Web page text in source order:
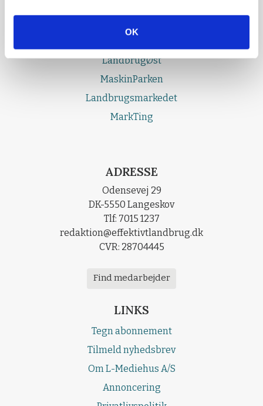
OK
LandbrugØst
MaskinParken
Landbrugsmarkedet
MarkTing
ADRESSE
Odensevej 29
DK-5550 Langeskov
Tlf: 7015 1237
redaktion@effektivtlandbrug.dk
CVR: 28704445
Find medarbejder
LINKS
Tegn abonnement
Tilmeld nyhedsbrev
Om L-Mediehus A/S
Annoncering